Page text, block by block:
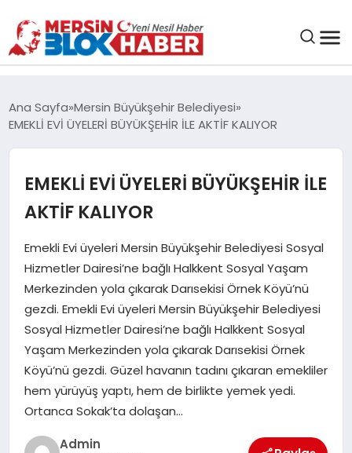
ASAYIŞ
EKONOMI
SANAT
POLITIKA
YAŞAM
Ana Sayfa Mersin Büyükşehir Belediyesi
EMEKLİ EVİ ÜYELERİ BÜYÜKŞEHİR İLE AKTİF KALIYOR
EMEKLİ EVİ ÜYELERİ BÜYÜKŞEHİR İLE
AKTİF KALIYOR
Emekli Evi üyeleri Mersin Büyükşehir Belediyesi Sosyal
Hizmetler Dairesi’ne bağlı Halkkent Sosyal Yaşam
Merkezinden yola çıkarak Darısekisi Örnek Köyü’nü
gezdi. Emekli Evi üyeleri Mersin Büyükşehir Belediyesi
Sosyal Hizmetler Dairesi’ne bağlı Halkkent Sosyal
Yaşam Merkezinden yola çıkarak Darısekisi Örnek
Köyü’nü gezdi. Güzel havanın tadını çıkaran emekliler
hem yürüyüş yaptı, hem de birlikte yemek yedi.
Ortanca Sokak’ta dolaşan…
Admin